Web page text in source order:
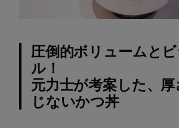
圧倒的ボリュームと
ル！
元力士が考案した、厚
じないかつ丼